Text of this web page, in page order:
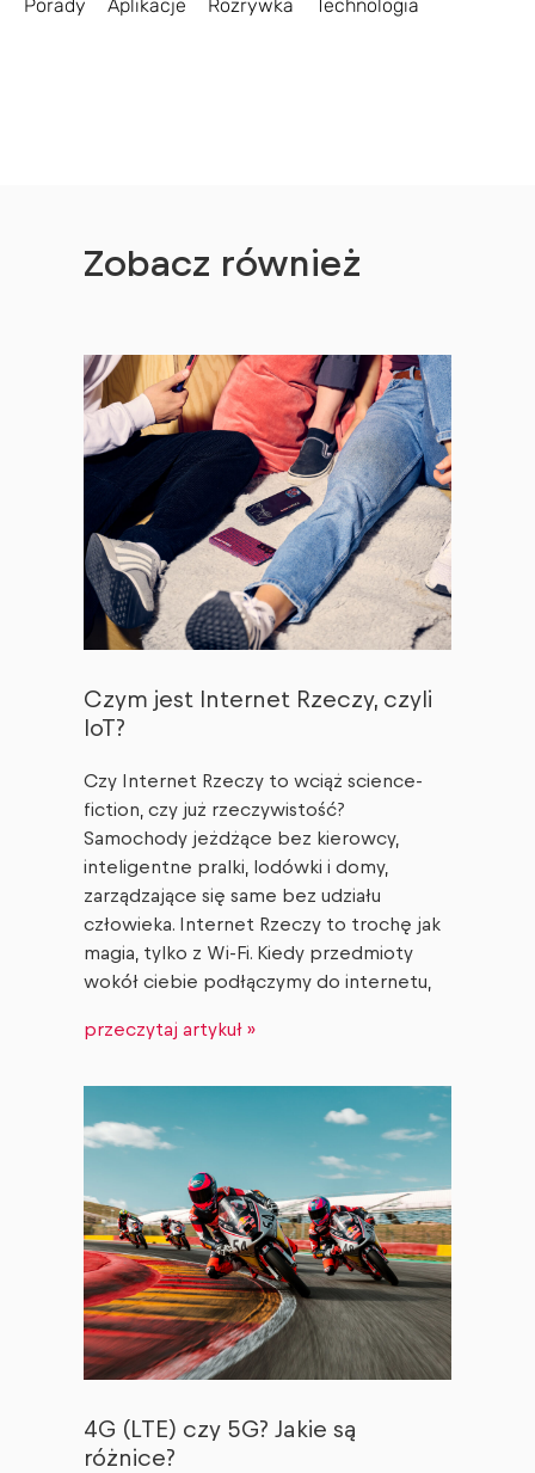
Porady Aplikacje Rozrywka Technologia
Zobacz również
Czym jest Internet Rzeczy, czyli
IoT?
Czy Internet Rzeczy to wciąż science-
fiction, czy już rzeczywistość?
Samochody jeżdżące bez kierowcy,
inteligentne pralki, lodówki i domy,
zarządzające się same bez udziału
człowieka. Internet Rzeczy to trochę jak
magia, tylko z Wi-Fi. Kiedy przedmioty
wokół ciebie podłączymy do internetu,
przeczytaj artykuł »
4G (LTE) czy 5G? Jakie są
różnice?